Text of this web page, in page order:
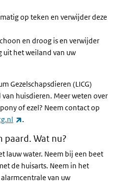
op teken en verwijder deze
en droog is en verwijder
uit het weiland van uw
Gezelschapsdieren (LICG)
huisdieren. Meer weten over
of ezel? Neem contact op
(externe link)
.
paard. Wat nu?
lauw water. Neem bij een beet
de huisarts. Neem in het
van uw